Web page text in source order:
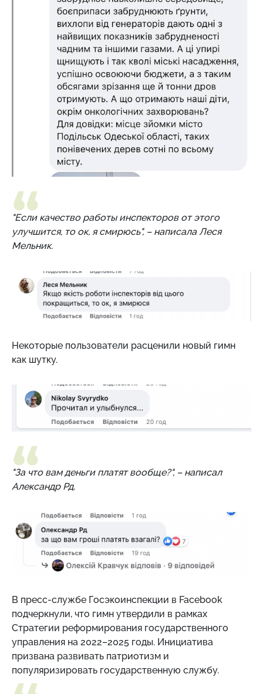
"Если качество работы инспекторов от этого
улучшится, то ок, я смирюсь", – написала Леся
Мельник.
Некоторые пользователи расценили новый гимн
как шутку.
"За что вам деньги платят вообще?", – написал
Александр Рд.
В пресс-службе Госэкоинспекции в Facebook
подчеркнули, что гимн утвердили в рамках
Стратегии реформирования государственного
управления на 2022–2025 годы. Инициатива
призвана развивать патриотизм и
популяризировать государственную службу.